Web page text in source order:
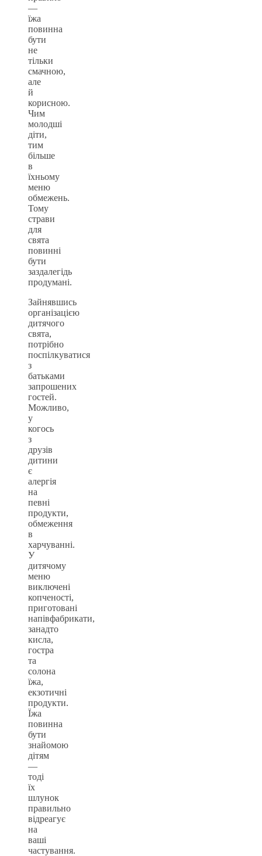
—
їжа
повинна
бути
не
тільки
смачною,
але
й
корисною.
Чим
молодші
діти,
тим
більше
в
їхньому
меню
обмежень.
Тому
страви
для
свята
повинні
бути
заздалегідь
продумані.
Зайнявшись
організацією
дитячого
свята,
потрібно
поспілкуватися
з
батьками
запрошених
гостей.
Можливо,
у
когось
з
друзів
дитини
є
алергія
на
певні
продукти,
обмеження
в
харчуванні.
У
дитячому
меню
виключені
копченості,
приготовані
напівфабрикати,
занадто
кисла,
гостра
та
солона
їжа,
екзотичні
продукти.
Їжа
повинна
бути
знайомою
дітям
—
тоді
їх
шлунок
правильно
відреагує
на
ваші
частування.